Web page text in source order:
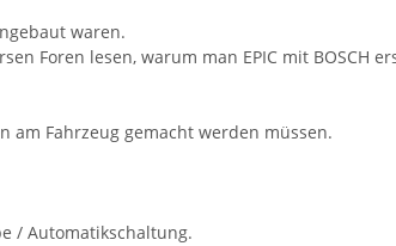
waren.
Foren lesen, warum man EPIC mit
am Fahrzeug gemacht werden müssen.
/ Automatikschaltung.